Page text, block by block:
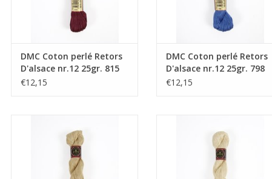
DMC Coton perlé Retors
D'alsace nr.12 25gr. 815
€12,15
DMC Coton perlé Retors
D'alsace nr.12 25gr. 798
€12,15
nr.12 25gr. 738
TOEVOEGEN AAN WINKELWAGEN
nr.12 25gr. 739
TOEVOEGEN AAN WINKELWAGEN